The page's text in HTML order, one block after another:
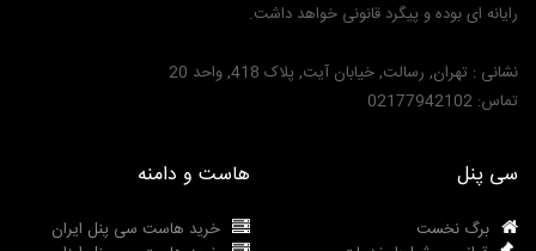
رایانه ای بوده و پیگرد قانونی خواهد داشت.
نشانی : تهران, رسالت, خیابان آیت, پلاک 418, واحد 20
تماس:
سی پنل
برگ نخست
هاست و دامنه
خرید هاست سی پنل ایران